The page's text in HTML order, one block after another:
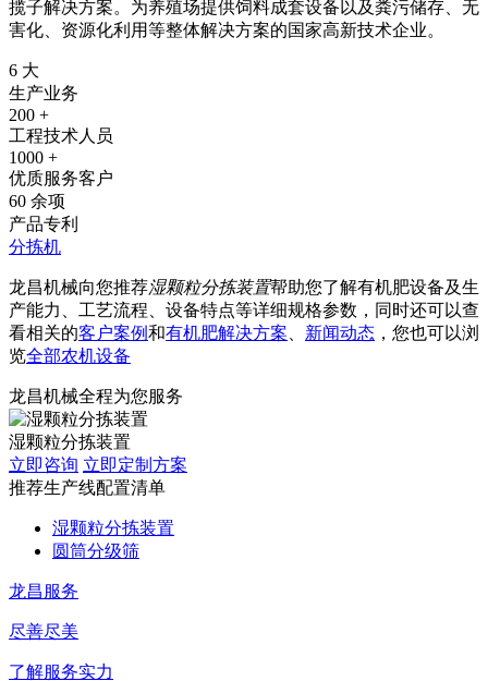
揽子解决方案。为养殖场提供饲料成套设备以及粪污储存、无
害化、资源化利用等整体解决方案的国家高新技术企业。
6 大
生产业务
200 +
工程技术人员
1000 +
优质服务客户
60 余项
产品专利
分拣机
龙昌机械向您推荐湿颗粒分拣装置帮助您了解有机肥设备及生
产能力、工艺流程、设备特点等详细规格参数，同时还可以查
看相关的客户案例和有机肥解决方案 新闻动态 ，您也可以浏
览全部农机设备
龙昌机械全程为您服务
湿颗粒分拣装置
立即咨询 立即定制方案
推荐生产线配置清单
湿颗粒分拣装置
圆筒分级筛
龙昌服务
尽善尽美
了解服务实力